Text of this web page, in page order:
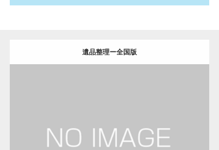
遺品整理ー全国版
Detail Visit